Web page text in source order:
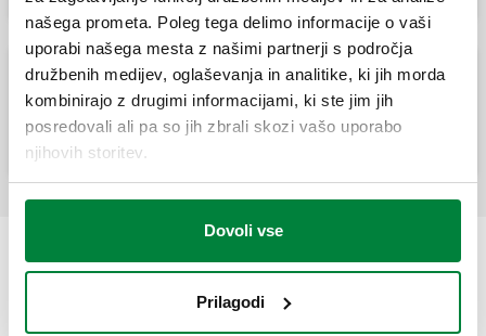
našega prometa. Poleg tega delimo informacije o vaši
uporabi našega mesta z našimi partnerji s področja
družbenih medijev, oglaševanja in analitike, ki jih morda
kombinirajo z drugimi informacijami, ki ste jim jih
posredovali ali pa so jih zbrali skozi vašo uporabo
njihovih storitev.
Dovoli vse
Prilagodi
Varnostni izpustni ventil, priključki z
zunanjim navojem.